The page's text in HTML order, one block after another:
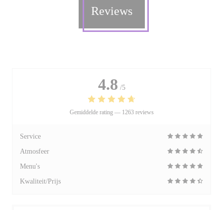
Reviews
4.8 /5
Gemiddelde rating — 1263 reviews
Service
Atmosfeer
Menu's
Kwaliteit/Prijs